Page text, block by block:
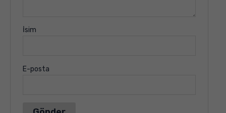
İsim
E-posta